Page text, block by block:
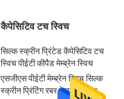
कैपेसिटिव टच स्विच
सिल्क स्क्रीन प्रिंटेड कैपेसिटिव टच
स्विच पीईटी कीपैड मेम्ब्रेन स्विच
एसजीएस पीईटी मेम्ब्रेन स्विच सिल्क
स्क्रीन प्रिंटिंग रबर मेम्ब्रेन कीपैड